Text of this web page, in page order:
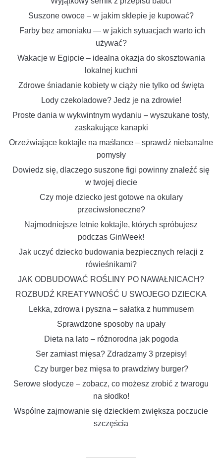
Suszone owoce – w jakim sklepie je kupować?
Farby bez amoniaku — w jakich sytuacjach warto ich
używać?
Wakacje w Egipcie – idealna okazja do skosztowania
lokalnej kuchni
Zdrowe śniadanie kobiety w ciąży nie tylko od święta
Lody czekoladowe? Jedz je na zdrowie!
Proste dania w wykwintnym wydaniu – wyszukane tosty,
zaskakujące kanapki
Orzeźwiające koktajle na maślance – sprawdź niebanalne
pomysły
Dowiedz się, dlaczego suszone figi powinny znaleźć się
w twojej diecie
Czy moje dziecko jest gotowe na okulary
przeciwsłoneczne?
Najmodniejsze letnie koktajle, których spróbujesz
podczas GinWeek!
Jak uczyć dziecko budowania bezpiecznych relacji z
rówieśnikami?
JAK ODBUDOWAĆ ROŚLINY PO NAWAŁNICACH?
ROZBUDŹ KREATYWNOŚĆ U SWOJEGO DZIECKA
Lekka, zdrowa i pyszna – sałatka z hummusem
Sprawdzone sposoby na upały
Dieta na lato – różnorodna jak pogoda
Ser zamiast mięsa? Zdradzamy 3 przepisy!
Czy burger bez mięsa to prawdziwy burger?
Serowe słodycze – zobacz, co możesz zrobić z twarogu
na słodko!
Wspólne zajmowanie się dzieckiem zwiększa poczucie
szczęścia